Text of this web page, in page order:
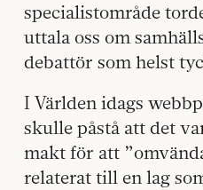
specialistområde
uttala oss om
debattör som helst
I Världen idags
skulle påstå att det
makt för att
relaterat till en lag